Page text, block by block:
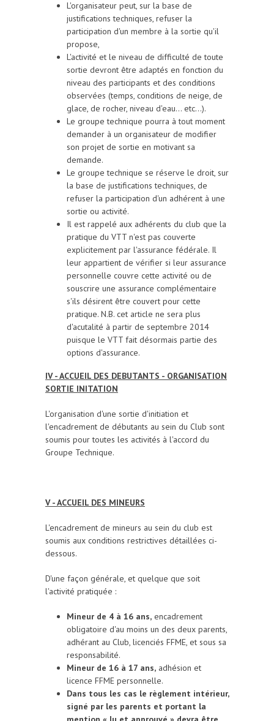
L'organisateur peut, sur la base de
justifications techniques, refuser la
participation d'un membre à la sortie qu'il
propose,
L'activité et le niveau de difficulté de toute
sortie devront être adaptés en fonction du
niveau des participants et des conditions
observées (temps, conditions de neige, de
glace, de rocher, niveau d'eau... etc...).
Le groupe technique pourra à tout moment
demander à un organisateur de modifier
son projet de sortie en motivant sa
demande.
Le groupe technique se réserve le droit, sur
la base de justifications techniques, de
refuser la participation d'un adhérent à une
sortie ou activité.
Il est rappelé aux adhérents du club que la
pratique du VTT n'est pas couverte
explicitement par l'assurance fédérale. Il
leur appartient de vérifier si leur assurance
personnelle couvre cette activité ou de
souscrire une assurance complémentaire
s'ils désirent être couvert pour cette
pratique. N.B. cet article ne sera plus
d'acutalité à partir de septembre 2014
puisque le VTT fait désormais partie des
options d'assurance.
IV - ACCUEIL DES DEBUTANTS - ORGANISATION
SORTIE INITATION
L'organisation d'une sortie d'initiation et
l'encadrement de débutants au sein du Club sont
soumis pour toutes les activités à l'accord du
Groupe Technique.
V - ACCUEIL DES MINEURS
L'encadrement de mineurs au sein du club est
soumis aux conditions restrictives détaillées ci-
dessous.
D'une façon générale, et quelque que soit
l'activité pratiquée :
Mineur de 4 à 16 ans, encadrement
obligatoire d'au moins un des deux parents,
adhérant au Club, licenciés FFME, et sous sa
responsabilité.
Mineur de 16 à 17 ans, adhésion et
licence FFME personnelle.
Dans tous les cas le règlement intérieur,
signé par les parents et portant la